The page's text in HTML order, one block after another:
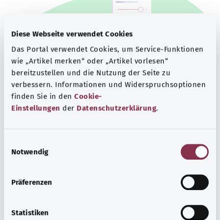
Diese Webseite verwendet Cookies
Das Portal verwendet Cookies, um Service-Funktionen
wie „Artikel merken“ oder „Artikel vorlesen“
bereitzustellen und die Nutzung der Seite zu
verbessern. Informationen und Widerspruchsoptionen
finden Sie in den Cookie-
Einstellungen der Datenschutzerklärung.
Notwendig
Präferenzen
Statistiken
Informationsangebote zu bestimmten
Mehr erfahren